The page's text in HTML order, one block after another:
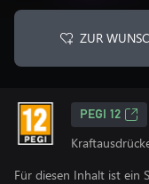
ZUR
PEGI 12
Für diesen Inhalt ist ein